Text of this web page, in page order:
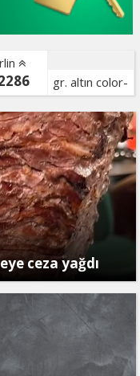
gr. altın color-
ceza yağdı